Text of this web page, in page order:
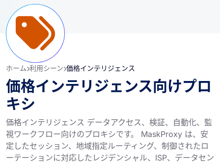
ホーム 利用シーン 価格インテリジェンス
価格インテリジェンス向けプロ
キシ
価格インテリジェンス データアクセス、検証、自動化、監
視ワークフロー向けのプロキシです。 MaskProxy は、安
定したセッション、地域指定ルーティング、制御されたロ
ーテーションに対応したレジデンシャル、ISP、データセン